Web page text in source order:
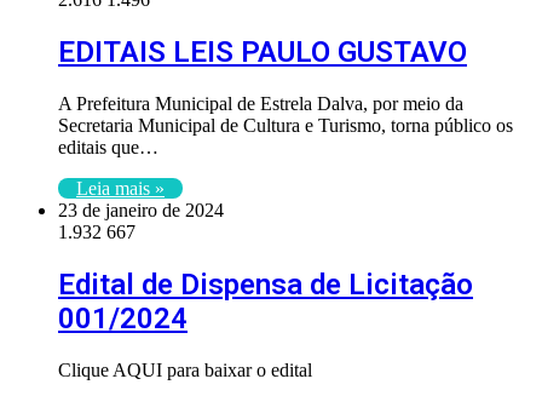
EDITAIS LEIS PAULO GUSTAVO
A Prefeitura Municipal de Estrela Dalva, por meio da
Secretaria Municipal de Cultura e Turismo, torna público os
editais que…
Leia mais »
23 de janeiro de 2024
1.932 667
Edital de Dispensa de Licitação
001/2024
Clique AQUI para baixar o edital